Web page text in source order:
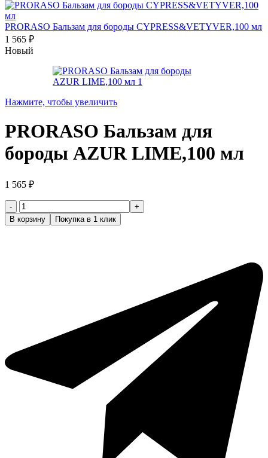
PRORASO Бальзам для бороды CYPRESS&VETYVER,100 мл
1 565 ₽
Новый
Нажмите, чтобы увеличить
PRORASO Бальзам для
бороды AZUR LIME,100 мл
1 565 ₽
Количество
товара
PRORASO
В корзину Покупка в 1 клик